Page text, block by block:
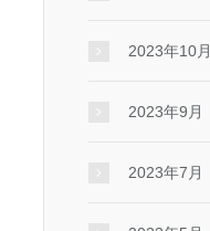
2023年10月
2023年9月
2023年7月